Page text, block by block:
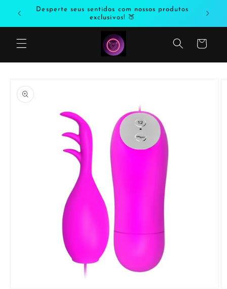
para oDesperte seus sentidos com nossos produtos
exclusivos! 🍑
Carrinho
informação
do produto